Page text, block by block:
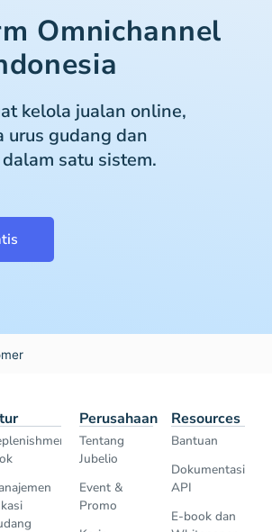
Omnichannel
kelola jualan online,
urus gudang dan
satu sistem.
Perusahaan
Tentang
Jubelio
Event &
Promo
Resources
Bantuan
Dokumentasi
API
E-book dan